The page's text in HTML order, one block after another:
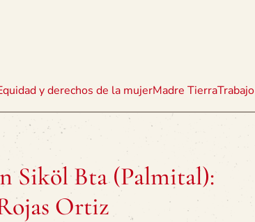
y derechos de la mujerMadre TierraTrabajo
Siköl Bta (Palmital):
Ortiz